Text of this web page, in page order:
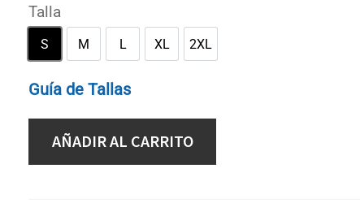
Talla
S
S
M
M
L
L
XL
XL
2XL
2XL
Guía de Tallas
AÑADIR AL CARRITO